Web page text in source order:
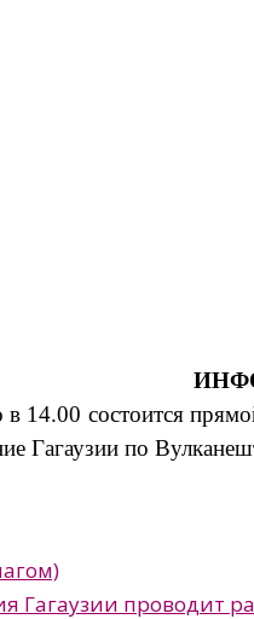
в 14.00 состоится
Гагаузии по
Гагаузии проводит